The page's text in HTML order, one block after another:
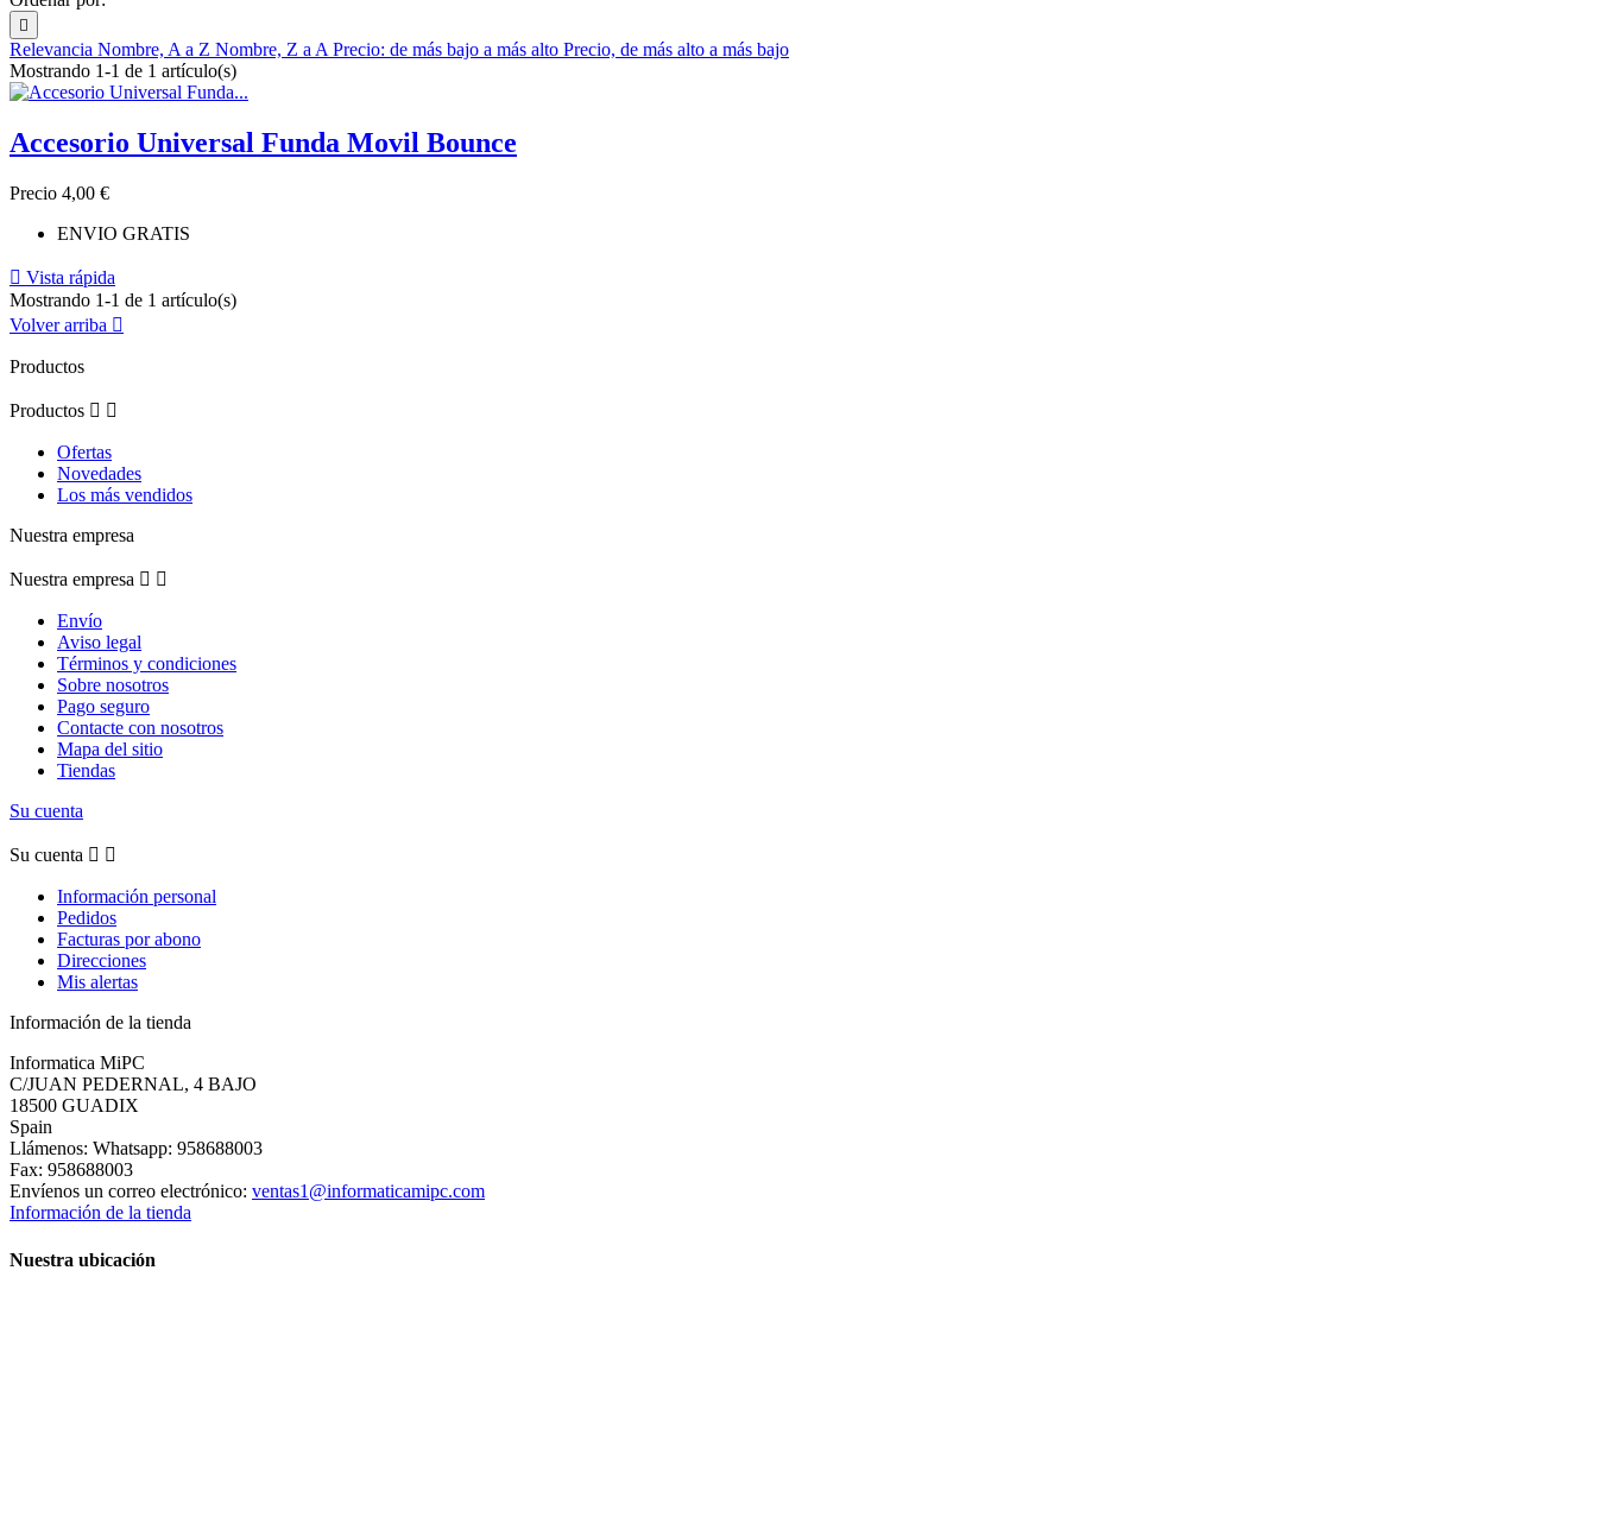

Relevancia Nombre, A a Z Nombre, Z a APrecio: de más bajo a más alto Precio, de más alto a más bajo
Mostrando 1-1 de 1 artículo(s)
Accesorio Universal Funda Movil Bounce
Precio 4,00 €
ENVIO GRATIS
 Vista rápida
Mostrando 1-1 de 1 artículo(s)
Volver arriba 
Productos
Productos  
Ofertas
Novedades
Los más vendidos
Nuestra empresa
Nuestra empresa  
Envío
Aviso legal
Términos y condiciones
Sobre nosotros
Pago seguro
Contacte con nosotros
Mapa del sitio
Tiendas
Su cuenta
Su cuenta  
Información personal
Pedidos
Facturas por abono
Direcciones
Mis alertas
Información de la tienda
Informatica MiPC
C/JUAN PEDERNAL, 4 BAJO
18500 GUADIX
Spain
Llámenos: Whatsapp: 958688003
Fax: 958688003
Envíenos un correo electrónico: ventas1@informaticamipc.com
Información de la tienda
Nuestra ubicación